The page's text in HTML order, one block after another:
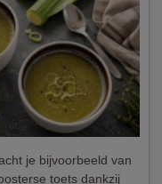
je bijvoorbeeld van
toets dankzij